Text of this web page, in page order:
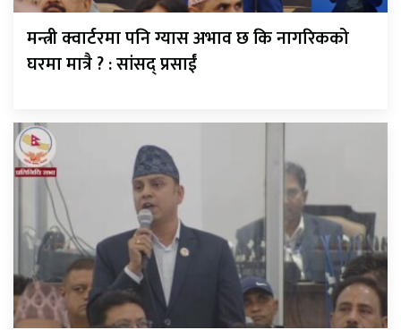
मन्त्री क्वार्टरमा पनि ग्यास अभाव छ कि नागरिकको
घरमा मात्रै ? : सांसद् प्रसाईं